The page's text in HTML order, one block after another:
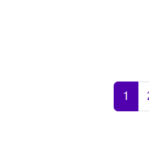
Seite
1